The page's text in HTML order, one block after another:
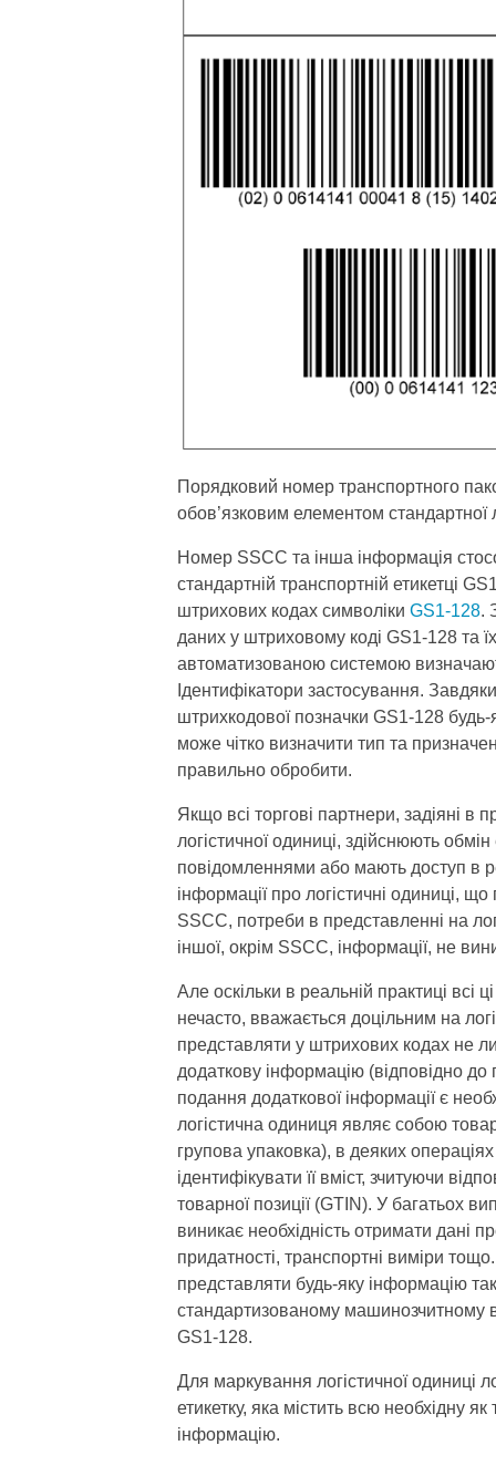
Порядковий номер транспортного
обов’язковим елементом стандартної
Номер SSCC та інша інформація
стандартній транспортній етикетці
штрихових кодах символіки GS1-128.
даних у штриховому коді GS1-128 та
автоматизованою системою
Ідентифікатори застосування.
штрихкодової позначки GS1-128
може чітко визначити тип та
правильно обробити.
Якщо всі торгові партнери, задіяні в
логістичної одиниці, здійснюють
повідомленнями або мають доступ в
інформації про логістичні одиниці,
SSCC, потреби в представленні на
іншої, окрім SSCC, інформації, не
Але оскільки в реальній практиці всі
нечасто, вважається доцільним на
представляти у штрихових кодах не
додаткову інформацію (відповідно до
подання додаткової інформації є
логістична одиниця являє собою
групова упаковка), в деяких
ідентифікувати її вміст, зчитуючи
товарної позиції (GTIN). У багатьох
виникає необхідність отримати дані
придатності, транспортні виміри
представляти будь-яку інформацію
стандартизованому машинозчитному
GS1-128.
Для маркування логістичної одиниці
етикетку, яка містить всю необхідну
інформацію.